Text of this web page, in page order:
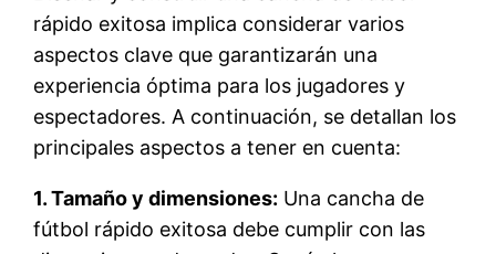
rápido exitosa implica considerar varios
aspectos clave que garantizarán una
experiencia óptima para los jugadores y
espectadores. A continuación, se detallan los
principales aspectos a tener en cuenta:
1. Tamaño y dimensiones: Una cancha de
fútbol rápido exitosa debe cumplir con las